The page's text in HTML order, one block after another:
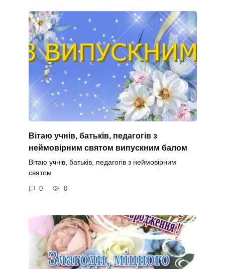
Вітаю учнів, батьків, педагогів з
неймовірним святом випускним балом
Вітаю учнів, батьків, педагогів з неймовірним
святом
0 0